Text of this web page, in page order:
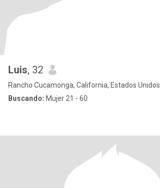
Luis, 32
Rancho Cucamonga, California, Estados Unidos
Buscando: Mujer 21 - 60